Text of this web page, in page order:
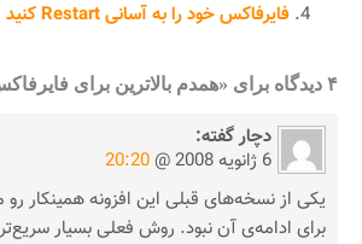
فایرفاکس خود را به آسانی Restart کنید
۴ دیدگاه برای «همدم بالاترین برای فایرفاکس از راه رسید»
دچارگفته:
6 ژانویه 2008 @
20:20
یکی از نسخه‌های قبلی این افزونه همینکار رو
برای ادامه‌ی آن نبود. روش فعلی بسیار